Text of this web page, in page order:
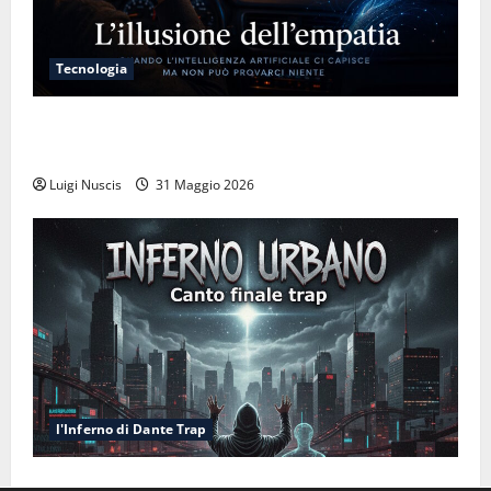
Tecnologia
Luigi Nuscis 31 Maggio 2026
l'Inferno di Dante Trap